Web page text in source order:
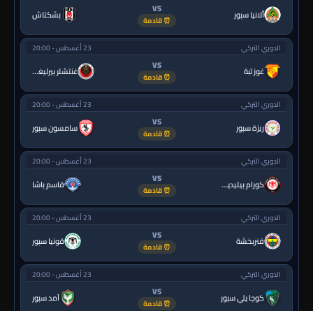
ألانيا سبور VS
⏰ قادمة بشكتاش
الدوري التركي 23 أغسطس - 20:00
غوز تبة VS
⏰ قادمة غنتشلر بيرليغي
الدوري التركي 23 أغسطس - 20:00
ريزة سبور VS
⏰ قادمة سامسون سبور
الدوري التركي 23 أغسطس - 20:00
كورام بيليديسبور VS
⏰ قادمة قاسم باشا
الدوري التركي 23 أغسطس - 20:00
فنربخشة VS
⏰ قادمة قونيا سبور
الدوري التركي 23 أغسطس - 20:00
كوجا يلي سبور VS
⏰ قادمة آمد سبور